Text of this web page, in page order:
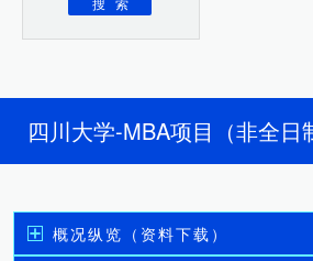
四川大学-MBA项目（非全日
概况纵览（资料下载）